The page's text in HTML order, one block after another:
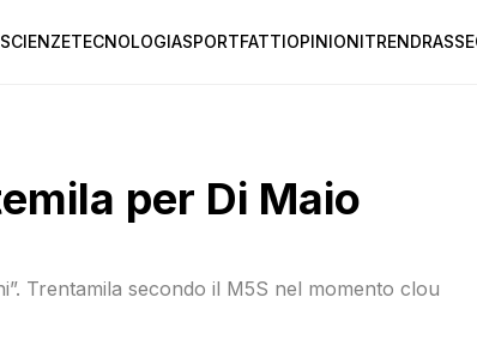
TECNOLOGIASPORTFATTIOPINIONITREND
per Di Maio
Trentamila secondo il M5S nel momento clou